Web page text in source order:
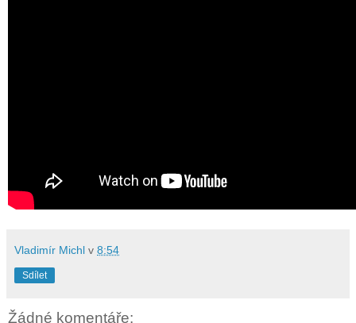
Vladimír Michl v 8:54
Sdílet
Žádné komentáře: